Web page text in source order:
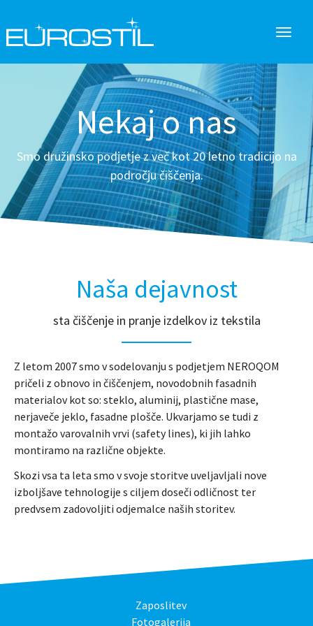
Nekaj o nas
Smo družinsko podjetje z več kot 20 letno tradicijo na
področju čiščenja.
Naša dejavnost
sta čiščenje in pranje izdelkov iz tekstila
Z letom 2007 smo v sodelovanju s podjetjem NEROQOM
pričeli z obnovo in čiščenjem, novodobnih fasadnih
materialov kot so: steklo, aluminij, plastične mase,
nerjaveče jeklo, fasadne plošče. Ukvarjamo se tudi z
montažo varovalnih vrvi (safety lines), ki jih lahko
montiramo na različne objekte.
Skozi vsa ta leta smo v svoje storitve uveljavljali nove
izboljšave tehnologije s ciljem doseči odličnost ter
predvsem zadovoljiti odjemalce naših storitev.
Zaposlitev
Fotogalerija